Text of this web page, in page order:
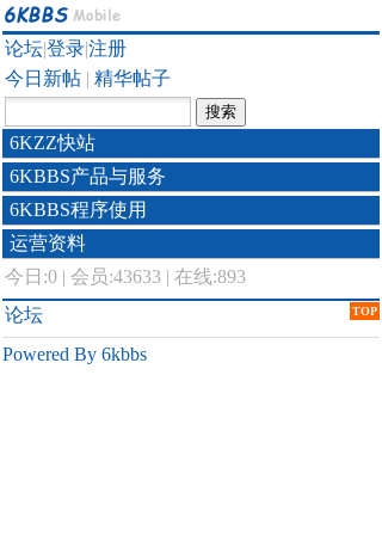
论坛|登录|注册
今日新帖 | 精华帖子
6KZZ快站
6KBBS产品与服务
6KBBS程序使用
运营资料
今日:0 | 会员:43633 | 在线:893
TOP
论坛
Powered By 6kbbs